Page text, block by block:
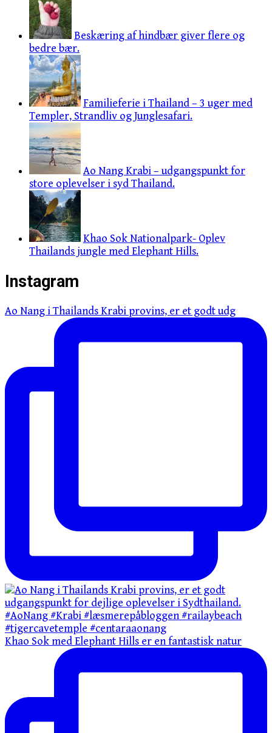
Beskæring af hindbær giver flere og
bedre bær.
Familieferie i Thailand – 3 uger med
Templer, Strandliv og Junglesafari.
Ao Nang Krabi – udgangspunkt for
store oplevelser i syd Thailand.
Khao Sok Nationalpark- Oplev
Thailands jungle med Elephant Hills.
Instagram
Ao Nang i Thailands Krabi provins, er et godt udg
Khao Sok med Elephant Hills er en fantastisk natur